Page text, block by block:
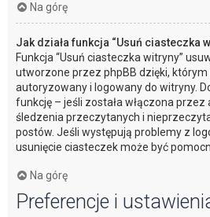
Na górę
Jak działa funkcja “Usuń ciasteczka
Funkcja “Usuń ciasteczka witryny”
utworzone przez phpBB dzięki,
autoryzowany i logowany do witryny.
funkcję – jeśli została włączona
śledzenia przeczytanych i
postów. Jeśli występują problemy z
usunięcie ciasteczek może być
Na górę
Preferencje i